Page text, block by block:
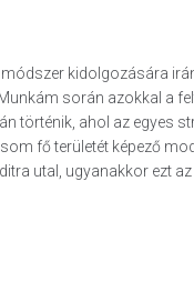
kidolgozására
során azokkal a
történik, ahol az egyes
fő területét képező
utal, ugyanakkor ezt